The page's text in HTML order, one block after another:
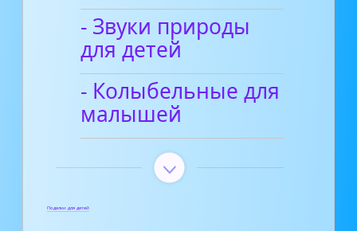
- Звуки природы
для детей
- Колыбельные для
малышей
Поделки для детей